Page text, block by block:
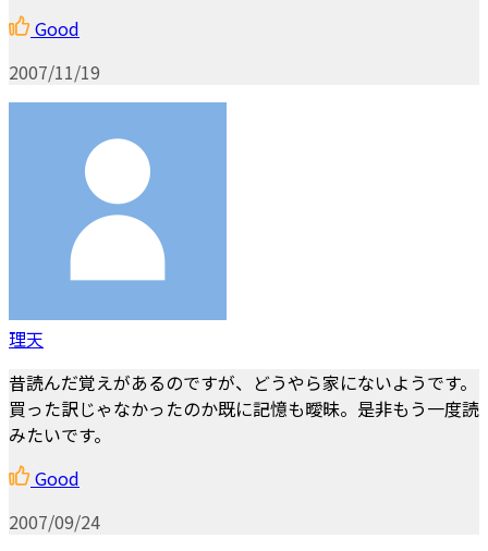
Good
2007/11/19
理天
昔読んだ覚えがあるのですが、どうやら家にないようです。
買った訳じゃなかったのか既に記憶も曖昧。是非もう一度読
みたいです。
Good
2007/09/24